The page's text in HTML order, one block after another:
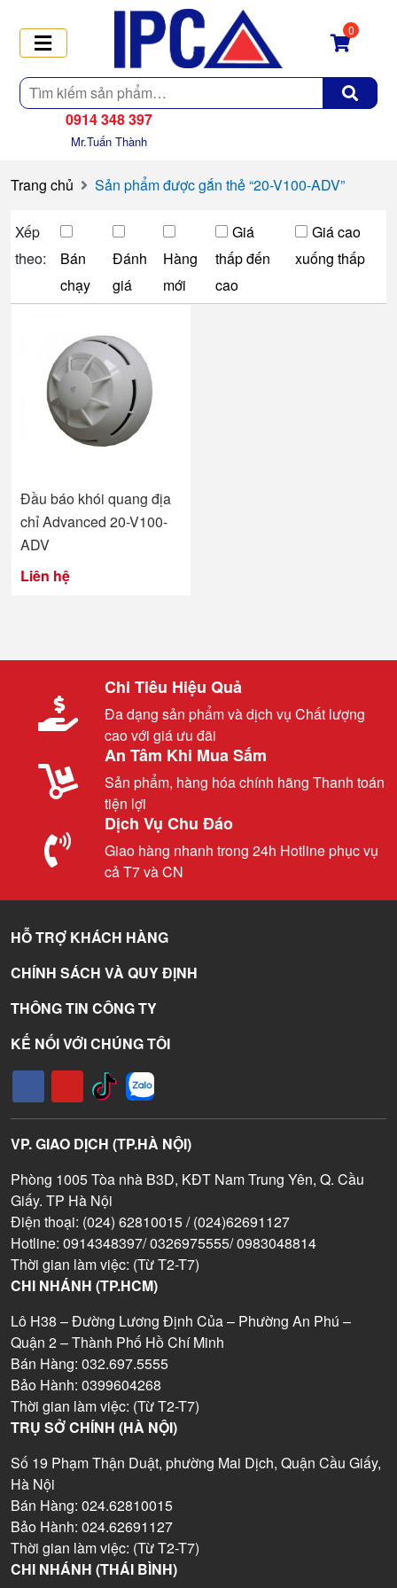
Tìm
kiếm
0
0914 348 397
Mr.Tuấn Thành
Trang chủ Sản phẩm được gắn thẻ “20-V100-ADV”
Xếp
theo:
Bán
chạy
Đánh
giá
Hàng
mới
Giá
thấp đến
cao
Giá cao
xuống thấp
Đầu báo khói quang địa
chỉ Advanced 20-V100-
ADV
Liên hệ
Chi Tiêu Hiệu Quả
Đa dạng sản phẩm và dịch vụ Chất lượng
cao với giá ưu đãi
An Tâm Khi Mua Sắm
Sản phẩm, hàng hóa chính hãng Thanh toán
tiện lợi
Dịch Vụ Chu Đáo
Giao hàng nhanh trong 24h Hotline phục vụ
cả T7 và CN
HỖ TRỢ KHÁCH HÀNG
CHÍNH SÁCH VÀ QUY ĐỊNH
THÔNG TIN CÔNG TY
KẾ NỐI VỚI CHÚNG TÔI
VP. GIAO DỊCH (TP.HÀ NỘI)
Phòng 1005 Tòa nhà B3D, KĐT Nam Trung Yên, Q. Cầu
Giấy. TP Hà Nội
Điện thoại: (024) 62810015 / (024)62691127
Hotline: 0914348397/ 0326975555/ 0983048814
Thời gian làm việc: (Từ T2-T7)
CHI NHÁNH (TP.HCM)
Lô H38 – Đường Lương Định Của – Phường An Phú –
Quận 2 – Thành Phố Hồ Chí Minh
Bán Hàng: 032.697.5555
Bảo Hành: 0399604268
Thời gian làm việc: (Từ T2-T7)
TRỤ SỞ CHÍNH (HÀ NỘI)
Số 19 Phạm Thận Duật, phường Mai Dịch, Quận Cầu Giấy,
Hà Nội
Bán Hàng: 024.62810015
Bảo Hành: 024.62691127
Thời gian làm việc: (Từ T2-T7)
CHI NHÁNH (THÁI BÌNH)